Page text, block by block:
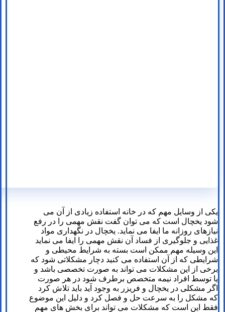
یکی از وسایل مهم که در خانه استفاده زیادی از آن می
شود یخچال است که می توان گفت نقش مهمی را در رفع
نیازهای روزانه ما ایفا می نماید. یخچال در نگهداری مواد
غذایی و جلوگیری از فساد آن نقش مهمی را ایفا می نماید
این وسیله مهم ممکن است بسته به شرایط محیطی و
شرایطی که از آن استفاده می کنید دچار مشکلاتی شود که
برخی از این مشکلات می تواند به صورت تخصصی باشد و
یا توسط افراد نیمه متخصص برطرف شود در هر صورت
اگر مشکلی در یخچال و فریزر به وجود آید باید تلاش کرد
که مشکل را به سرعت حل و فصل کرد و دلیل این موضوع
فقط این است که مشکلات می تواند برای بخش های مهم